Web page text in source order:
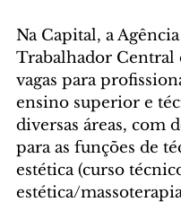
Na Capital, a
Trabalhador Central
vagas para
ensino superior e
diversas áreas, com
para as funções de
estética (curso
estética/